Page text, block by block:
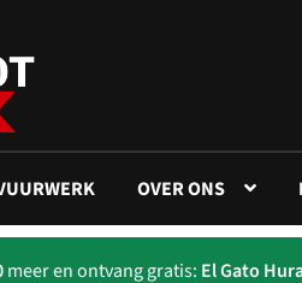
OVER ONS
meer en ontvang gratis: El Gato